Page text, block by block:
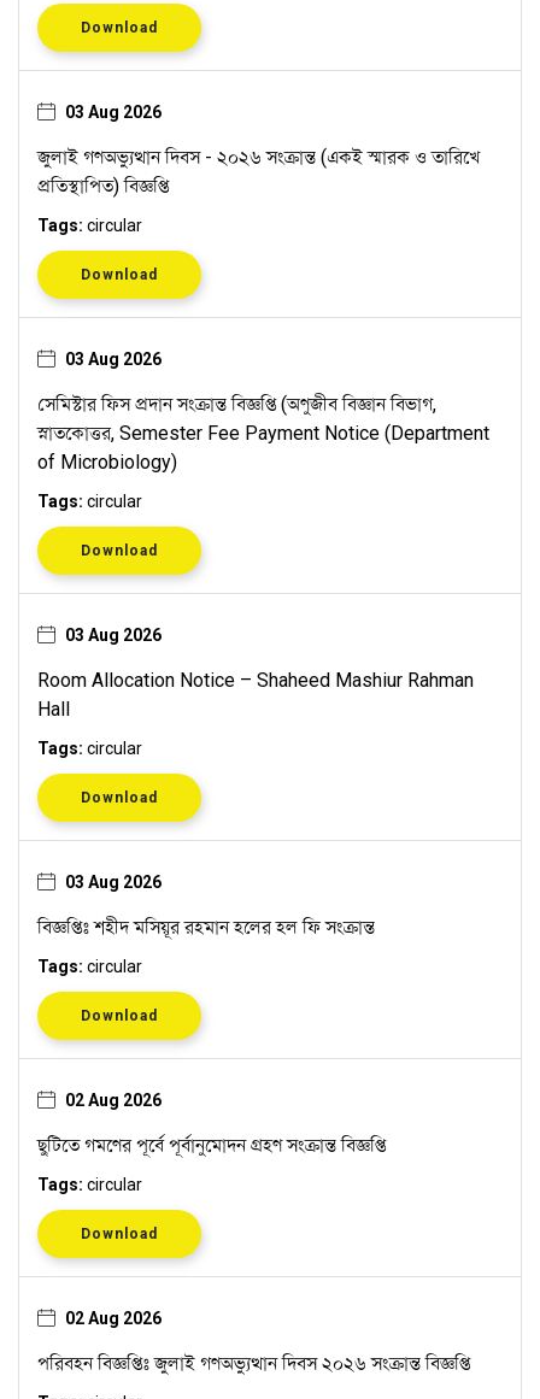
Download
03 Aug 2026
জুলাই গণঅভ্যুত্থান দিবস - ২০২৬ সংক্রান্ত (একই স্মারক ও তারিখে
প্রতিস্থাপিত) বিজ্ঞপ্তি
Tags: circular
Download
03 Aug 2026
সেমিস্টার ফিস প্রদান সংক্রান্ত বিজ্ঞপ্তি (অণুজীব বিজ্ঞান বিভাগ,
স্নাতকোত্তর, Semester Fee Payment Notice (Department
of Microbiology)
Tags: circular
Download
03 Aug 2026
Room Allocation Notice – Shaheed Mashiur Rahman
Hall
Tags: circular
Download
03 Aug 2026
বিজ্ঞপ্তিঃ শহীদ মসিয়ূর রহমান হলের হল ফি সংক্রান্ত
Tags: circular
Download
02 Aug 2026
ছুটিতে গমণের পূর্বে পূর্বানুমোদন গ্রহণ সংক্রান্ত বিজ্ঞপ্তি
Tags: circular
Download
02 Aug 2026
পরিবহন বিজ্ঞপ্তিঃ জুলাই গণঅভ্যুত্থান দিবস ২০২৬ সংক্রান্ত বিজ্ঞপ্তি